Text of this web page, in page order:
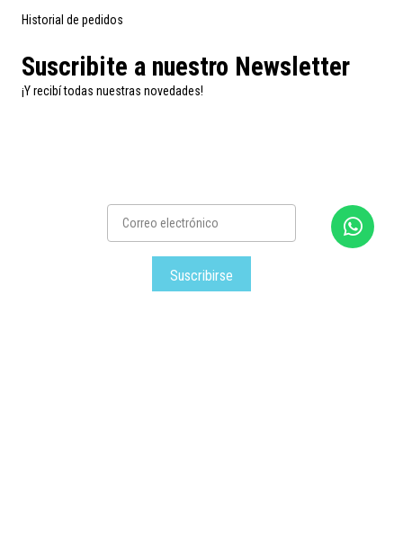
Historial de pedidos
Suscribite a nuestro Newsletter
¡Y recibí todas nuestras novedades!
Suscribirse